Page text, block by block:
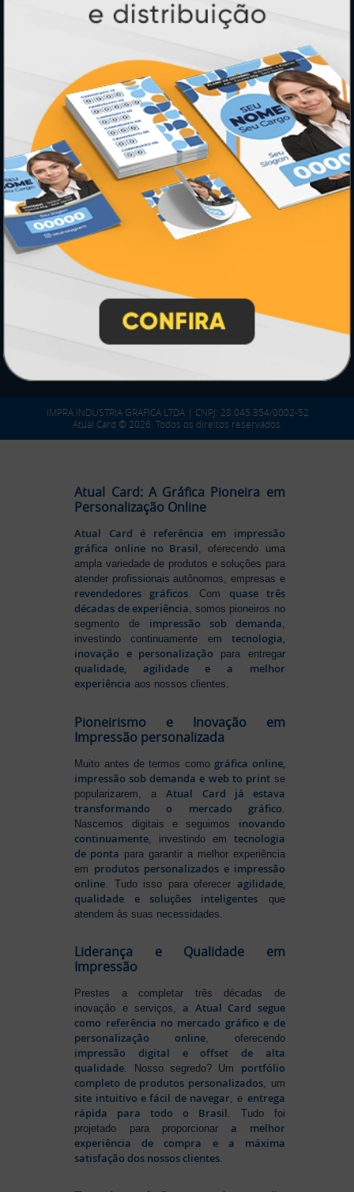
* Pagamento com cartão de crédito terá valor adicional.
** Pagamentos a prazo poderão ter acréscimo.
*** Nota fiscal sujeita a emissão de acordo com prestador de
serviço, conforme legislação pertinente.
PARTICIPE
SEGURANÇA
IMPRA INDUSTRIA GRAFICA LTDA | CNPJ: 28.045.354/0002-52
Atual Card © 2026. Todos os direitos reservados.
Atual Card: A Gráfica Pioneira em
Personalização Online
Atual Card é referência em impressão
gráfica online no Brasil, oferecendo uma
ampla variedade de produtos e soluções para
atender profissionais autônomos, empresas e
revendedores gráficos. Comquase três
décadas de experiência, somos pioneiros no
segmento de impressão sob demanda,
investindo continuamente em tecnologia,
inovação e personalização para entregar
qualidade, agilidade e a melhor
experiência aos nossos clientes.
Pioneirismo e Inovação em
Impressão personalizada
Muito antes de termos como gráfica online,
impressão sob demanda e web to printse
popularizarem, aAtual Card já estava
transformando o mercado gráfico
Nascemos digitais e seguimos inovando
continuamente , investindo em tecnologia
de ponta para garantir a melhor experiência
em produtos personalizados e impressão
online . Tudo isso para oferecer agilidade,
qualidade e soluções inteligentes que
atendem às suas necessidades.
Liderança e Qualidade em
Impressão
Prestes a completar três décadas de
inovação e serviços,a Atual Card segue
como referência no mercado gráfico e de
personalização online, oferecendo
impressão digital e offset de alta
qualidade. Nosso segredo? Um portfólio
completo de produtos personalizados, um
site intuitivo e fácil de navegar, e entrega
rápida para todo o Brasil. Tudo foi
projetado para proporcionara melhor
experiência de compra e a máxima
satisfação dos nossos clientes.